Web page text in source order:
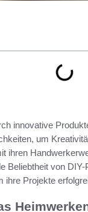
innovative
um
ihren
Beliebtheit von
ihre Projekte